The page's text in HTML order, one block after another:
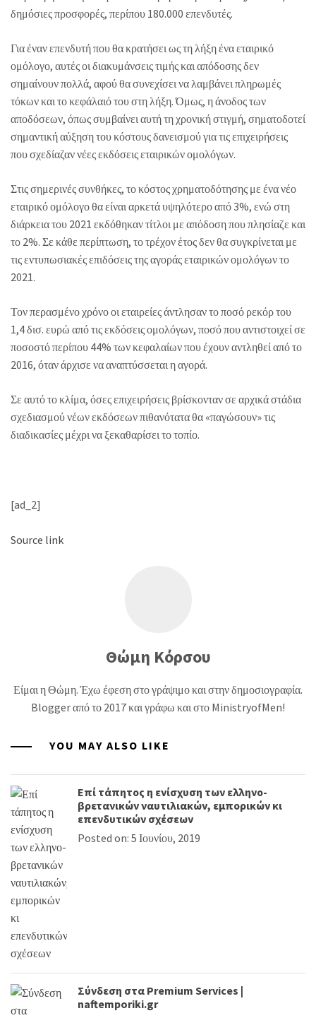
δημόσιες προσφορές, περίπου 180.000 επενδυτές.
Για έναν επενδυτή που θα κρατήσει ως τη λήξη ένα εταιρικό
ομόλογο, αυτές οι διακυμάνσεις τιμής και απόδοσης δεν
σημαίνουν πολλά, αφού θα συνεχίσει να λαμβάνει πληρωμές
τόκων και το κεφάλαιό του στη λήξη. Όμως, η άνοδος των
αποδόσεων, όπως συμβαίνει αυτή τη χρονική στιγμή, σηματοδοτεί
σημαντική αύξηση του κόστους δανεισμού για τις επιχειρήσεις
που σχεδίαζαν νέες εκδόσεις εταιρικών ομολόγων.
Στις σημερινές συνθήκες, το κόστος χρηματοδότησης με ένα νέο
εταιρικό ομόλογο θα είναι αρκετά υψηλότερο από 3%, ενώ στη
διάρκεια του 2021 εκδόθηκαν τίτλοι με απόδοση που πλησίαζε και
το 2%. Σε κάθε περίπτωση, το τρέχον έτος δεν θα συγκρίνεται με
τις εντυπωσιακές επιδόσεις της αγοράς εταιρικών ομολόγων το
2021.
Τον περασμένο χρόνο οι εταιρείες άντλησαν το ποσό ρεκόρ του
1,4 δισ. ευρώ από τις εκδόσεις ομολόγων, ποσό που αντιστοιχεί σε
ποσοστό περίπου 44% των κεφαλαίων που έχουν αντληθεί από το
2016, όταν άρχισε να αναπτύσσεται η αγορά.
Σε αυτό το κλίμα, όσες επιχειρήσεις βρίσκονταν σε αρχικά στάδια
σχεδιασμού νέων εκδόσεων πιθανότατα θα «παγώσουν» τις
διαδικασίες μέχρι να ξεκαθαρίσει το τοπίο.
[ad_2]
Source link
Θώμη Κόρσου
Είμαι η Θώμη. Έχω έφεση στο γράψιμο και στην δημοσιογραφία.
Blogger από το 2017 και γράφω και στο MinistryofMen!
YOU MAY ALSO LIKE
Επί τάπητος η ενίσχυση των ελληνο-
βρετανικών ναυτιλιακών, εμπορικών κι
επενδυτικών σχέσεων
Posted on: 5 Ιουνίου, 2019
Σύνδεση στα Premium Services |
naftemporiki.gr